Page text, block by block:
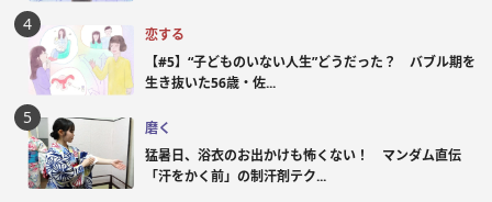
恋する
【#5】“子どものいない人生”どうだった？ バブル期を
生き抜いた56歳・佐...
磨く
猛暑日、浴衣のお出かけも怖くない！ マンダム直伝
「汗をかく前」の制汗剤テク...